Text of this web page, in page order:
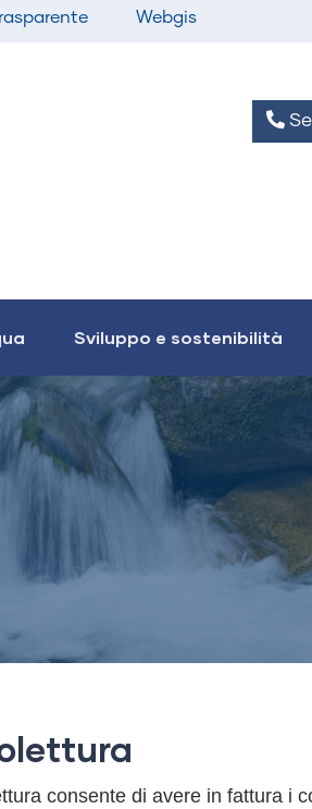
Webgis
Sviluppo e sostenibilità
consente di avere in fattura i